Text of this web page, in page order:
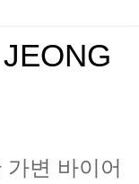
변 바이어